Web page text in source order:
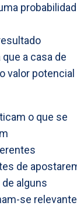
a casa de
valor potencial
o que se
de
alguns
se